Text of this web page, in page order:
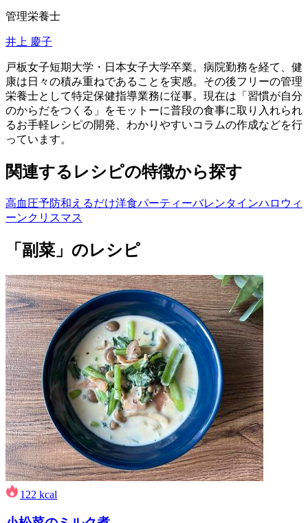
管理栄養士
井上 慶子
戸板女子短期大学・日本女子大学卒業。病院勤務を経て、健
康は日々の積み重ねであることを実感。その後フリーの管理
栄養士として特定保健指導業務に従事。現在は「習慣が自分
のからだをつくる」をモットーに普段の食事に取り入れられ
るお手軽レシピの開発、わかりやすいコラムの作成などを行
っています。
関連するレシピの特徴から探す
高血圧予防和えるだけ洋食パーティーバレンタインハロウィ
ーンクリスマス
「副菜」のレシピ
122 kcal